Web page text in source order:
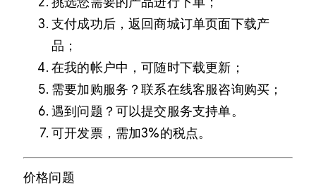
支付成功后，返回商城订单页面下载产
品；
在我的帐户中，可随时下载更新；
需要加购服务？联系在线客服咨询购买；
遇到问题？可以提交服务支持单。
可开发票，需加3%的税点。
价格问题